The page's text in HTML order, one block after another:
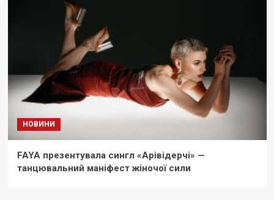
НОВИНИ
FAYA презентувала сингл «Арівідерчі» —
танцювальний маніфест жіночої сили